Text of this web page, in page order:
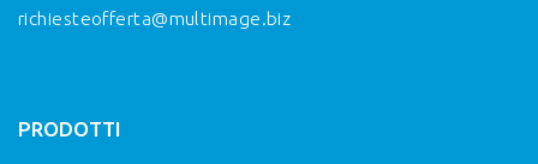
richiesteofferta@multimage.biz
PRODOTTI